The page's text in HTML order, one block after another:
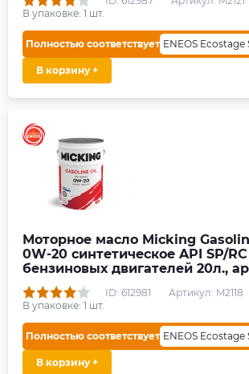
В упаковке: 1 шт.
Полностью соответствует ENEOS
В корзину +
Моторное масло Micking
0W-20 синтетическое API SP/
бензиновых двигателей 20л.,
ID: 612981
Артикул: M2118
В упаковке: 1 шт.
Полностью соответствует ENEOS
В корзину +